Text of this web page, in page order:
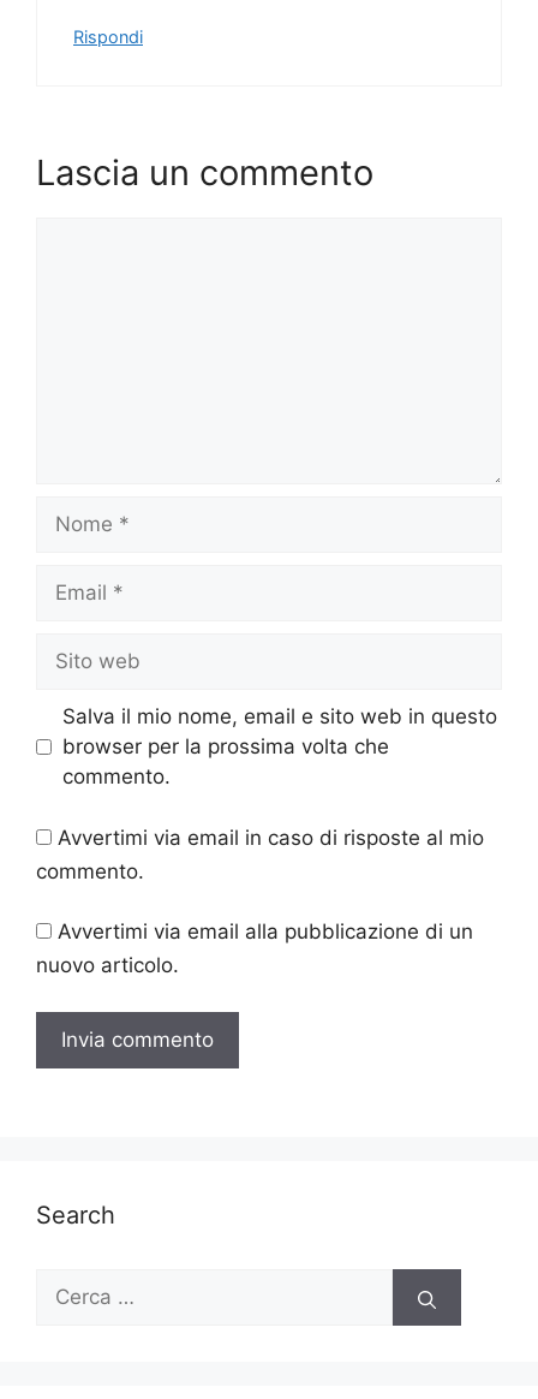
Rispondi
Lascia un commento
Nome
Email
Sito
web
Salva il mio nome, email e sito web in questo
browser per la prossima volta che
commento.
Avvertimi via email in caso di risposte al mio
commento.
Avvertimi via email alla pubblicazione di un
nuovo articolo.
Search
per: